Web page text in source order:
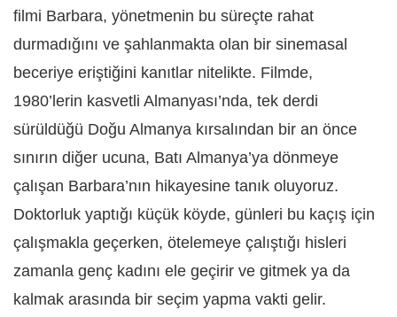
filmi Barbara, yönetmenin bu süreçte rahat
durmadığını ve şahlanmakta olan bir sinemasal
beceriye eriştiğini kanıtlar nitelikte. Filmde,
1980’lerin kasvetli Almanyası’nda, tek derdi
sürüldüğü Doğu Almanya kırsalından bir an önce
sınırın diğer ucuna, Batı Almanya’ya dönmeye
çalışan Barbara’nın hikayesine tanık oluyoruz.
Doktorluk yaptığı küçük köyde, günleri bu kaçış için
çalışmakla geçerken, ötelemeye çalıştığı hisleri
zamanla genç kadını ele geçirir ve gitmek ya da
kalmak arasında bir seçim yapma vakti gelir.